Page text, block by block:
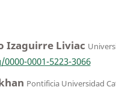
Izaguirre Liviac
0001-5223-3066
Pontificia Universidad